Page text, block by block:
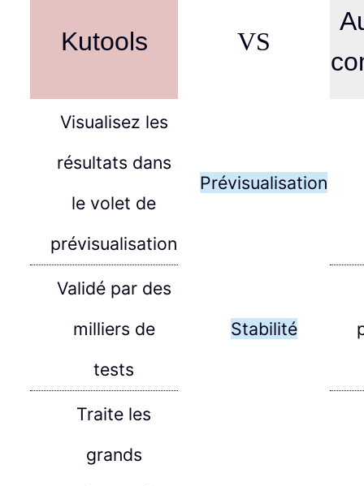
Kutools VS
Visualisez les
résultats dans
le volet de
prévisualisation
Prévisualisation
Validé par des
milliers de
tests
Stabilité
Traite les
grands